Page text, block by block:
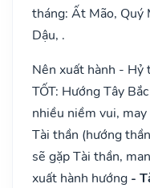
tháng: Ất Mão, Quý
Dậu, .
Nên xuất hành - Hỷ
TỐT: Hướng Tây
nhiều niềm vui,
Tài thần (hướng
sẽ gặp Tài thần,
xuất hành hướng -